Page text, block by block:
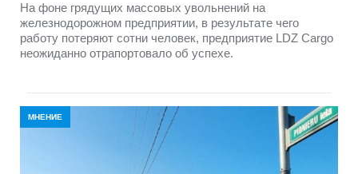
На фоне грядущих массовых увольнений на
железнодорожном предприятии, в результате чего
работу потеряют сотни человек, предприятие LDZ Cargо
неожиданно отрапортовало об успехе.
МНЕНИЕ